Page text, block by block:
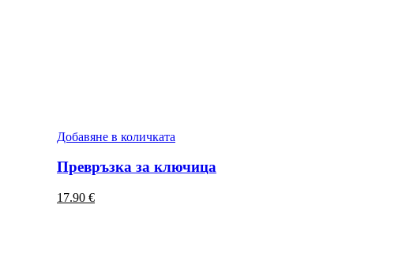
Добавяне в количката
Превръзка за ключица
17.90 €